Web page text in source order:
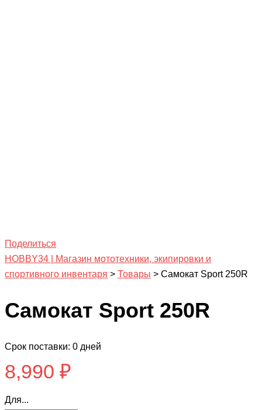
Поделиться
HOBBY34 | Магазин мототехники, экипировки и
спортивного инвентаря > Товары > Самокат Sport 250R
Самокат Sport 250R
Срок поставки: 0 дней
8,990 ₽
Для...